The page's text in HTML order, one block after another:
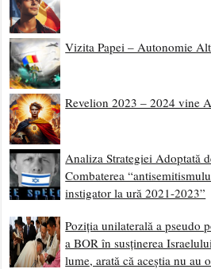
Vizita Papei – Autonomie
Revelion 2023 – 2024 vine
Analiza Strategiei Adoptată
Combaterea
instigator la ură 2021-2023”
Poziția unilaterală a pseudo
a BOR în susținerea
lume, arată că aceștia nu au